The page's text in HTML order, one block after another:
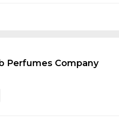
Perfumes Company